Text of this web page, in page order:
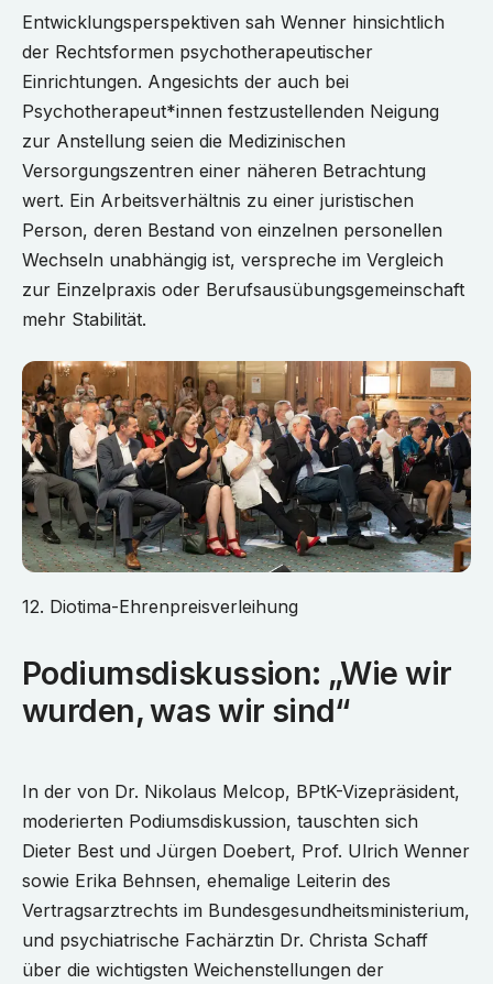
Entwicklungsperspektiven sah Wenner hinsichtlich
der Rechtsformen psychotherapeutischer
Einrichtungen. Angesichts der auch bei
Psychotherapeut*innen festzustellenden Neigung
zur Anstellung seien die Medizinischen
Versorgungszentren einer näheren Betrachtung
wert. Ein Arbeitsverhältnis zu einer juristischen
Person, deren Bestand von einzelnen personellen
Wechseln unabhängig ist, verspreche im Vergleich
zur Einzelpraxis oder Berufsausübungsgemeinschaft
mehr Stabilität.
12. Diotima-Ehrenpreisverleihung
Podiumsdiskussion: „Wie wir
wurden, was wir sind“
In der von Dr. Nikolaus Melcop, BPtK-Vizepräsident,
moderierten Podiumsdiskussion, tauschten sich
Dieter Best und Jürgen Doebert, Prof. Ulrich Wenner
sowie Erika Behnsen, ehemalige Leiterin des
Vertragsarztrechts im Bundesgesundheitsministerium,
und psychiatrische Fachärztin Dr. Christa Schaff
über die wichtigsten Weichenstellungen der